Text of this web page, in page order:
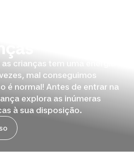
crianças tem uma energia
mal conseguimos
é normal! Antes de entrar na
explora as inúmeras
à sua disposição.